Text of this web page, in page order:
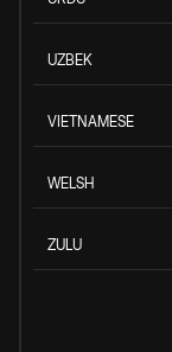
UZBEK
VIETNAMESE
WELSH
ZULU